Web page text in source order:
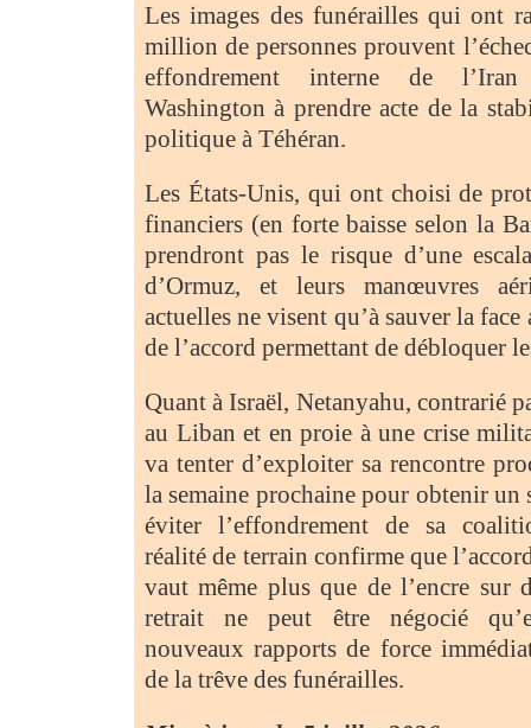
Les images des funérailles qui ont
million de personnes prouvent
effondrement interne de
Washington à prendre acte de la
politique à Téhéran.
Les États-Unis, qui ont choisi de
financiers (en forte baisse selon la
prendront pas le risque d’une
d’Ormuz, et leurs manœuvres
actuelles ne visent qu’à sauver la
de l’accord permettant de débloquer
Quant à Israël, Netanyahu, contrarié
au Liban et en proie à une crise
va tenter d’exploiter sa rencontre
la semaine prochaine pour obtenir
éviter l’effondrement de sa
réalité de terrain confirme que
vaut même plus que de l’encre sur
retrait ne peut être négocié
nouveaux rapports de force
de la trêve des funérailles.